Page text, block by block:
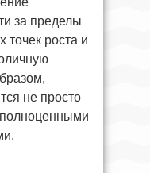
за пределы
точек роста и
не просто